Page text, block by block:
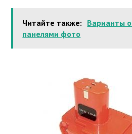
Читайте также: Варианты
панелями фото